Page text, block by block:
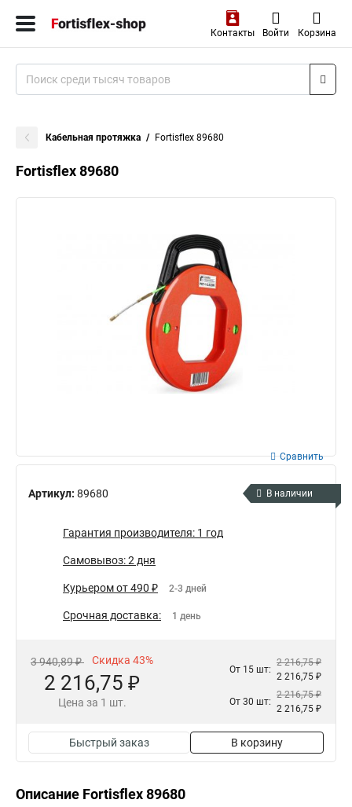
Контакты Войти Корзина
Кабельная протяжка Fortisflex 89680
Fortisflex 89680
Артикул: 89680
Сравнить
В наличии
Гарантия производителя: 1 год
Самовывоз: 2 дня
Курьером от 490 ₽ 2-3 дней
Срочная доставка: 1 день
3 940,89 ₽ Скидка 43%
2 216,75 ₽
Цена за 1 шт.
От 15 шт:
2 216,75 ₽
2 216,75 ₽
От 30 шт:
2 216,75 ₽
2 216,75 ₽
Быстрый заказ В корзину
Описание Fortisflex 89680